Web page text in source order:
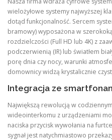
wielożyłowe systemy najwyższej
dotąd funkcjonalność. Sercem
bramowy) wyposażona w
rozdzielczości (Full HD lub 4K) z
podczerwienią (IR) lub światłem
porę dnia czy nocy, warunki
domownicy widzą krystalicznie
Integracja ze
Największą rewolucją w
wideointerkomu z urządzeniami
naciska przycisk wywołania na
sygnał jest natychmiastowo